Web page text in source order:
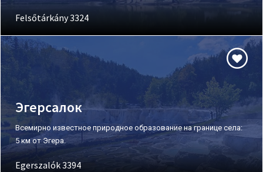
Felsőtárkány 3324
Эгерсалок
Всемирно известное природное образование на границе села:
5 км от Эгера.
Egerszalók 3394